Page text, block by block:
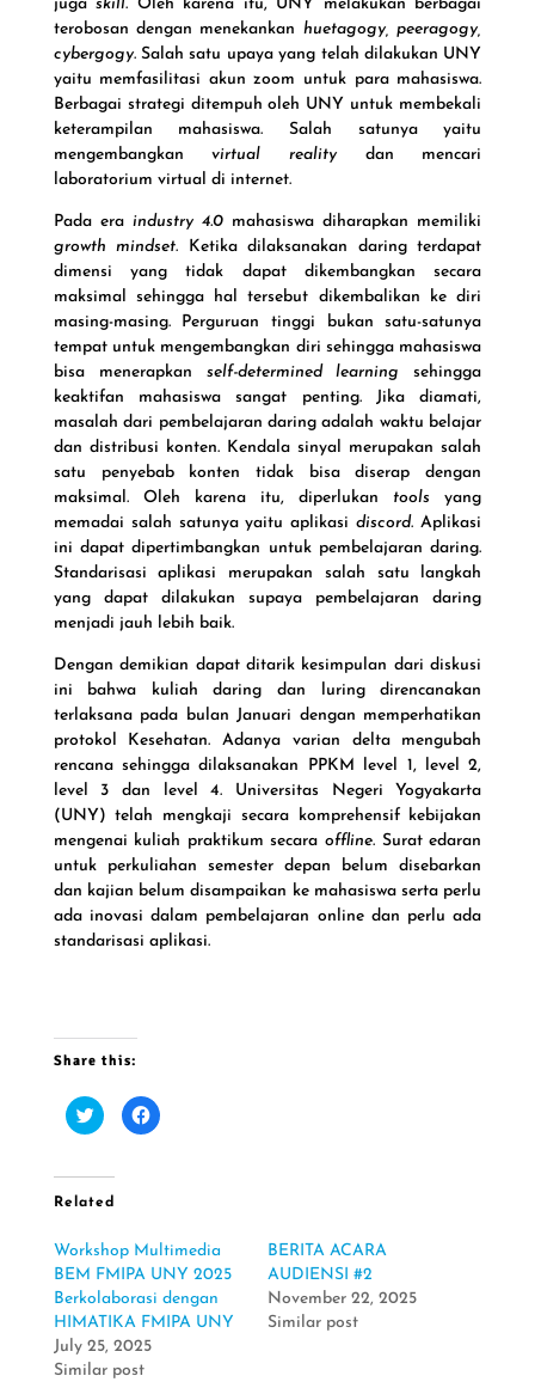
jugaskill. Oleh karena itu, UNY melakukan berbagai
terobosan dengan menekankan huetagogy, peeragogy,
cybergogy. Salah satu upaya yang telah dilakukan UNY
yaitu memfasilitasi akun zoom untuk para mahasiswa.
Berbagai strategi ditempuh oleh UNY untuk membekali
keterampilan mahasiswa. Salah satunya yaitu
mengembangkanvirtual realitydan mencari
laboratorium virtual di internet.
Pada era industry 4.0 mahasiswa diharapkan memiliki
growth mindset. Ketika dilaksanakan daring terdapat
dimensi yang tidak dapat dikembangkan secara
maksimal sehingga hal tersebut dikembalikan ke diri
masing-masing. Perguruan tinggi bukan satu-satunya
tempat untuk mengembangkan diri sehingga mahasiswa
bisa menerapkan self-determined learning sehingga
keaktifan mahasiswa sangat penting. Jika diamati,
masalah dari pembelajaran daring adalah waktu belajar
dan distribusi konten. Kendala sinyal merupakan salah
satu penyebab konten tidak bisa diserap dengan
maksimal. Oleh karena itu, diperlukan tools yang
memadai salah satunya yaitu aplikasidiscord. Aplikasi
ini dapat dipertimbangkan untuk pembelajaran daring.
Standarisasi aplikasi merupakan salah satu langkah
yang dapat dilakukan supaya pembelajaran daring
menjadi jauh lebih baik.
Dengan demikian dapat ditarik kesimpulan dari diskusi
ini bahwa kuliah daring dan luring direncanakan
terlaksana pada bulan Januari dengan memperhatikan
protokol Kesehatan. Adanya varian delta mengubah
rencana sehingga dilaksanakan PPKM level 1, level 2,
level 3 dan level 4. Universitas Negeri Yogyakarta
(UNY) telah mengkaji secara komprehensif kebijakan
mengenai kuliah praktikum secaraoffline. Surat edaran
untuk perkuliahan semester depan belum disebarkan
dan kajian belum disampaikan ke mahasiswa serta perlu
ada inovasi dalam pembelajaran online dan perlu ada
standarisasi aplikasi.
Share this:
C
l
t
o
s
a
r
e
o
n
T
w
i
t
t
C
l
r
e
o
n
F
a
c
Related
Workshop Multimedia
BEM FMIPA UNY 2025
Berkolaborasi dengan
HIMATIKA FMIPA UNY
July 25, 2025
Similar post
BERITA ACARA
AUDIENSI #2
November 22, 2025
Similar post